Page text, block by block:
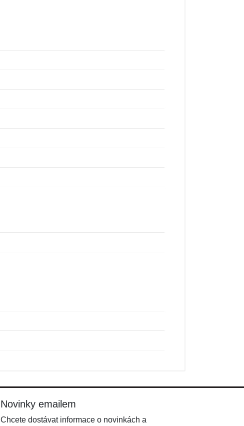
Novinky emailem
Chcete dostávat informace o novinkách a